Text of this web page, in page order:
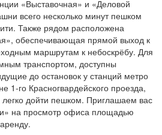
«Выставочная» и «Деловой
всего несколько минут пешком
Также рядом расположена
обеспечивающая прямой выход к
маршрутам к небоскрёбу. Для
транспортом, доступны
до остановок у станций метро
1-го Красногвардейского проезда,
легко дойти пешком. Приглашаем вас
на просмотр офиса площадью